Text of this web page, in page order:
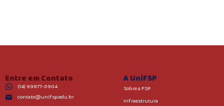
Entre em Contato
(14) 99877-0904
contato@unifsp.edu.br
A UniFSP
Sobre a FSP
Infraestrutura